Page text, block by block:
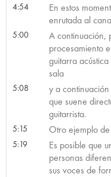
4:54
En estos
enrutada al
5:00
A continuación,
procesamiento
guitarra
sala
5:08
y a
que suene
guitarrista.
5:15 Otro ejemplo
5:19
Es posible que
personas
sus voces de